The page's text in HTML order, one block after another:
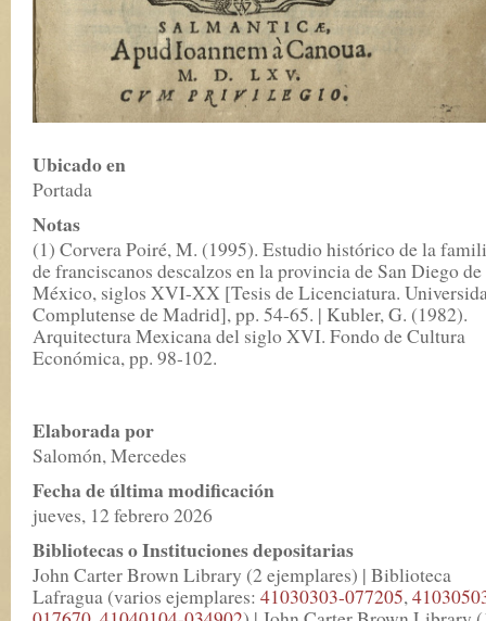
Ubicado en
Portada
Notas
(1) Corvera Poiré, M. (1995). Estudio histórico de la
de franciscanos descalzos en la provincia de San Diego de
México, siglos XVI-XX [Tesis de Licenciatura.
Complutense de Madrid], pp. 54-65. | Kubler, G. (1982).
Arquitectura Mexicana del siglo XVI. Fondo de Cultura
Económica, pp. 98-102.
Elaborada por
Salomón, Mercedes
Fecha de última modificación
jueves, 12 febrero 2026
Bibliotecas o Instituciones depositarias
John Carter Brown Library (2 ejemplares) | Biblioteca
Lafragua (varios ejemplares: 41030303-077205,